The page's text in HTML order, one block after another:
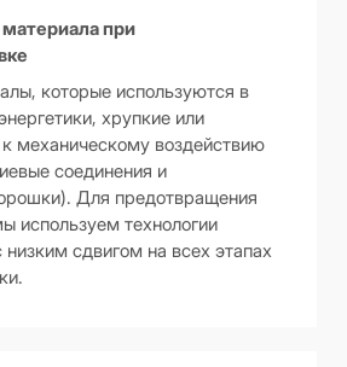
при
которые используются в
хрупкие или
к механическому воздействию
соединения и
Для предотвращения
используем технологии
сдвигом на всех этапах